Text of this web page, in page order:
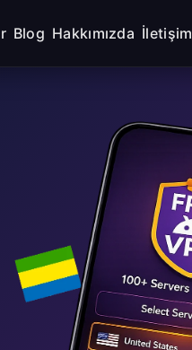
Blog Hakkımızda İletişim